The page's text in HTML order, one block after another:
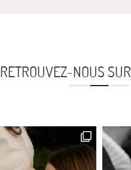
RETROUVEZ-NOUS